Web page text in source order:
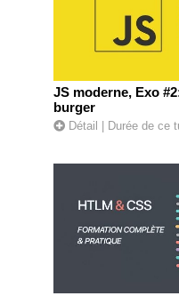
JS moderne, Exo
burger
Détail | Durée de ce